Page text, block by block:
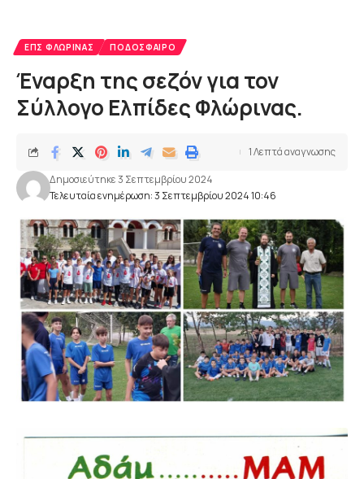
ΕΠΣ ΦΛΏΡΙΝΑΣ ΠΟΔΌΣΦΑΙΡΟ
Έναρξη της σεζόν για τον
Σύλλογο Ελπίδες Φλώρινας.
Τελευταία ενημέρωση: 3 Σεπτεμβρίου 2024 10:46
Δημοσιεύτηκε 3 Σεπτεμβρίου 2024
1 Λεπτά αναγνωσης